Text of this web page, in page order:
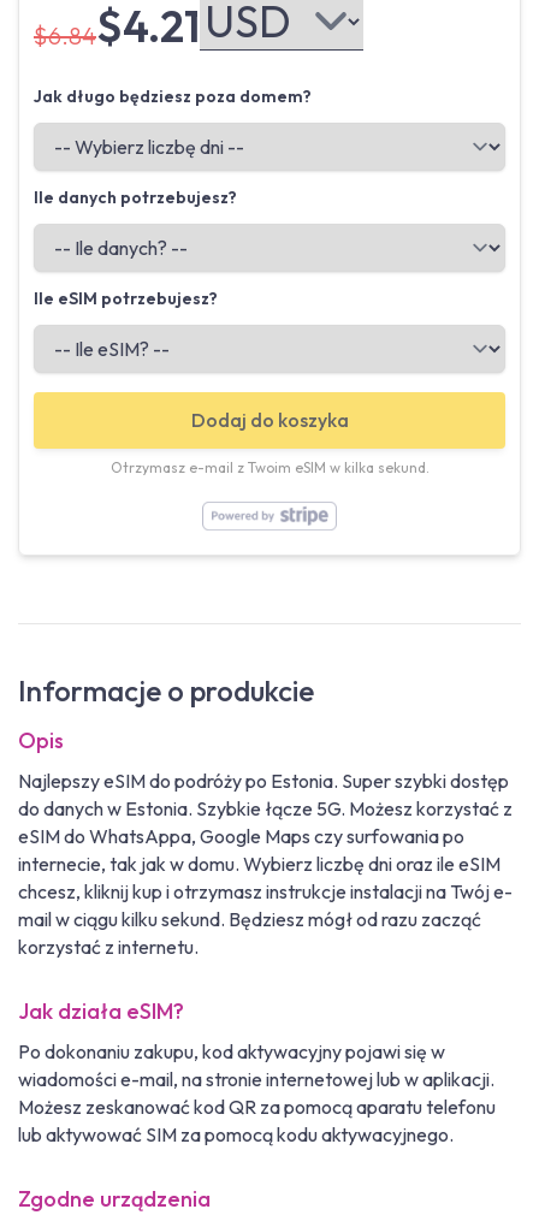
$6.84$4.21
Jak długo będziesz poza domem?
Ile danych potrzebujesz?
Ile eSIM potrzebujesz?
Dodaj do koszyka
Otrzymasz e-mail z Twoim eSIM w kilka sekund.
Informacje o produkcie
Opis
Najlepszy eSIM do podróży po Estonia. Super szybki dostęp
do danych w Estonia. Szybkie łącze 5G. Możesz korzystać z
eSIM do WhatsAppa, Google Maps czy surfowania po
internecie, tak jak w domu. Wybierz liczbę dni oraz ile eSIM
chcesz, kliknij kup i otrzymasz instrukcje instalacji na Twój e-
mail w ciągu kilku sekund. Będziesz mógł od razu zacząć
korzystać z internetu.
Jak działa eSIM?
Po dokonaniu zakupu, kod aktywacyjny pojawi się w
wiadomości e-mail, na stronie internetowej lub w aplikacji.
Możesz zeskanować kod QR za pomocą aparatu telefonu
lub aktywować SIM za pomocą kodu aktywacyjnego.
Zgodne urządzenia